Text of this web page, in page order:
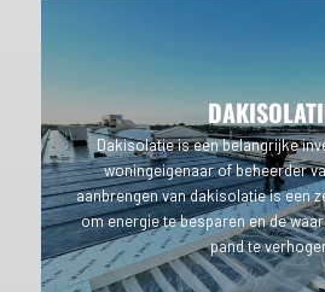
Dakisolatie is een belangrijke
woningeigenaar of beheerder
aanbrengen van dakisolatie is een
om energie te besparen en de
pand te